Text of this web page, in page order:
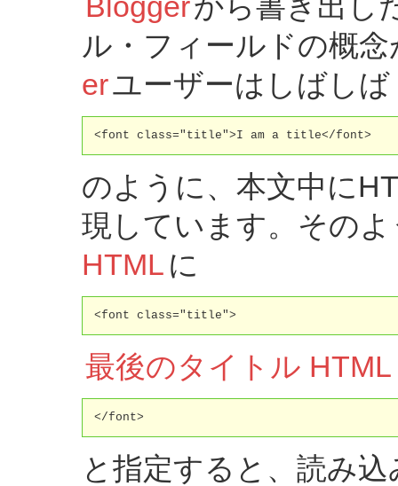
ル・フィールドの概
erユーザーはしばしば
<font class="title">I am a title</font>
のように、本文中に
現しています。その
HTML に
<font class="title">
最後のタイトル HTML
</font>
と指定すると、読み